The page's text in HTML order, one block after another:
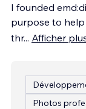
I founded
purpose to
thr... Afficher
Photos